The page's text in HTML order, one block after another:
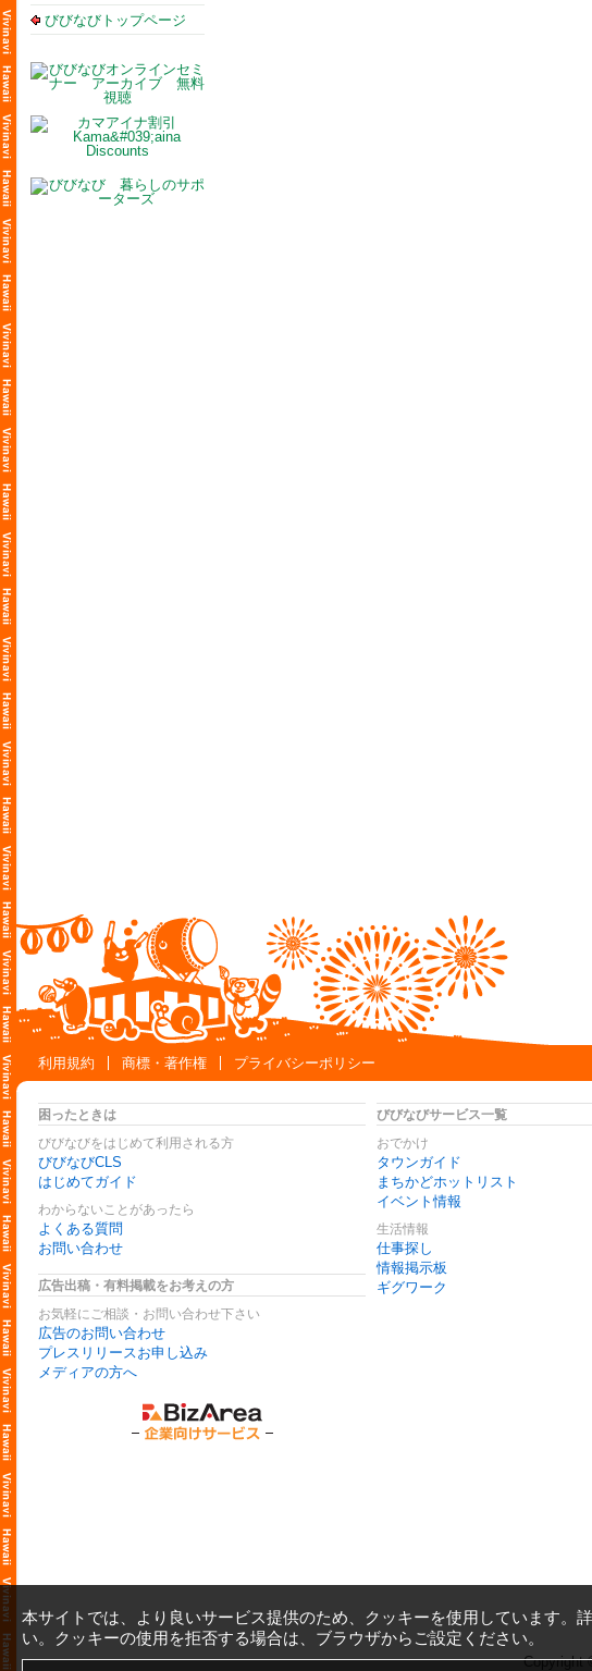
びびなびトップページ
利用規約
商標・著作権 プライバシーポリシー
困ったときは
びびなびをはじめて利用される方
びびなびCLS
はじめてガイド
わからないことがあったら
よくある質問
お問い合わせ
広告出稿・有料掲載をお考えの方
お気軽にご相談・お問い合わせ下さい
広告のお問い合わせ
プレスリリースお申し込み
メディアの方へ
びびなびサービス一覧
おでかけ
タウンガイド
まちかどホットリスト
イベント情報
生活情報
仕事探し
情報掲示板
ギグワーク
Copyright
本サイトでは、より良いサービス提供のため、クッキーを使用しています。
い。クッキーの使用を拒否する場合は、ブラウザからご設定ください。